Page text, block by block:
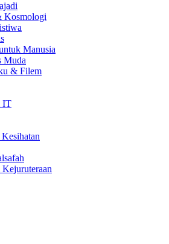
Kosmologi
Manusia
Muda
& Filem
IT